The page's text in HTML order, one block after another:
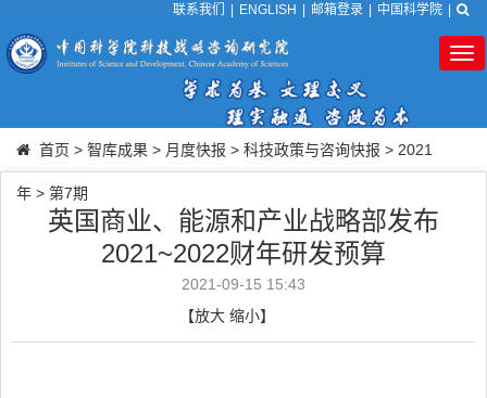
联系我们 ENGLISH 邮箱登录 中国科学院
首页 > 智库成果 > 月度快报 > 科技政策与咨询快报 > 2021
年 > 第7期
英国商业、能源和产业战略部发布
2021~2022财年研发预算
2021-09-15 15:43
【放大 缩小】